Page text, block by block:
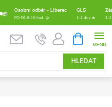
Osobní odběr - Liberec GLS
PO-PÁ 8-16 hod. 🤝 1-2 dny 🔥 1-
HLEDAT
NÁKUPNÍ
KOŠÍK